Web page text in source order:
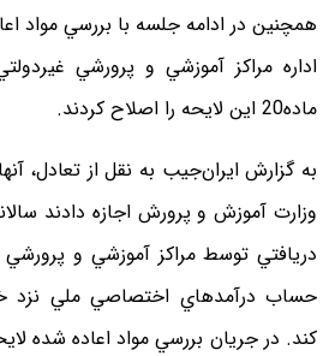
همچنين در ادامه جلسه با بررسي مواد
اداره مراكز آموزشي و پرورشي
ماده20 اين لايحه را اصلاح كردند.
به گزارش ایران‌جیب به نقل از تعادل،
دريافتي توسط مراكز آموزشي و پرورشي
حساب درآمدهاي اختصاصي ملي نزد
كند. در جريان بررسي مواد اعاده شده